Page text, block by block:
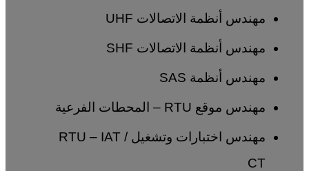
مهندس أنظمة الاتصالات UHF
مهندس أنظمة الاتصالات SHF
مهندس أنظمة SAS
مهندس موقع RTU – المحطات الفرعية
مهندس اختبارات وتشغيل RTU – IAT /
CT